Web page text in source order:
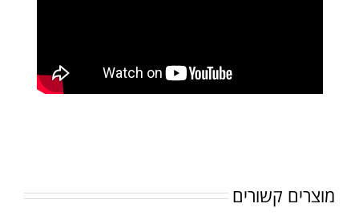
מוצרים קשורים